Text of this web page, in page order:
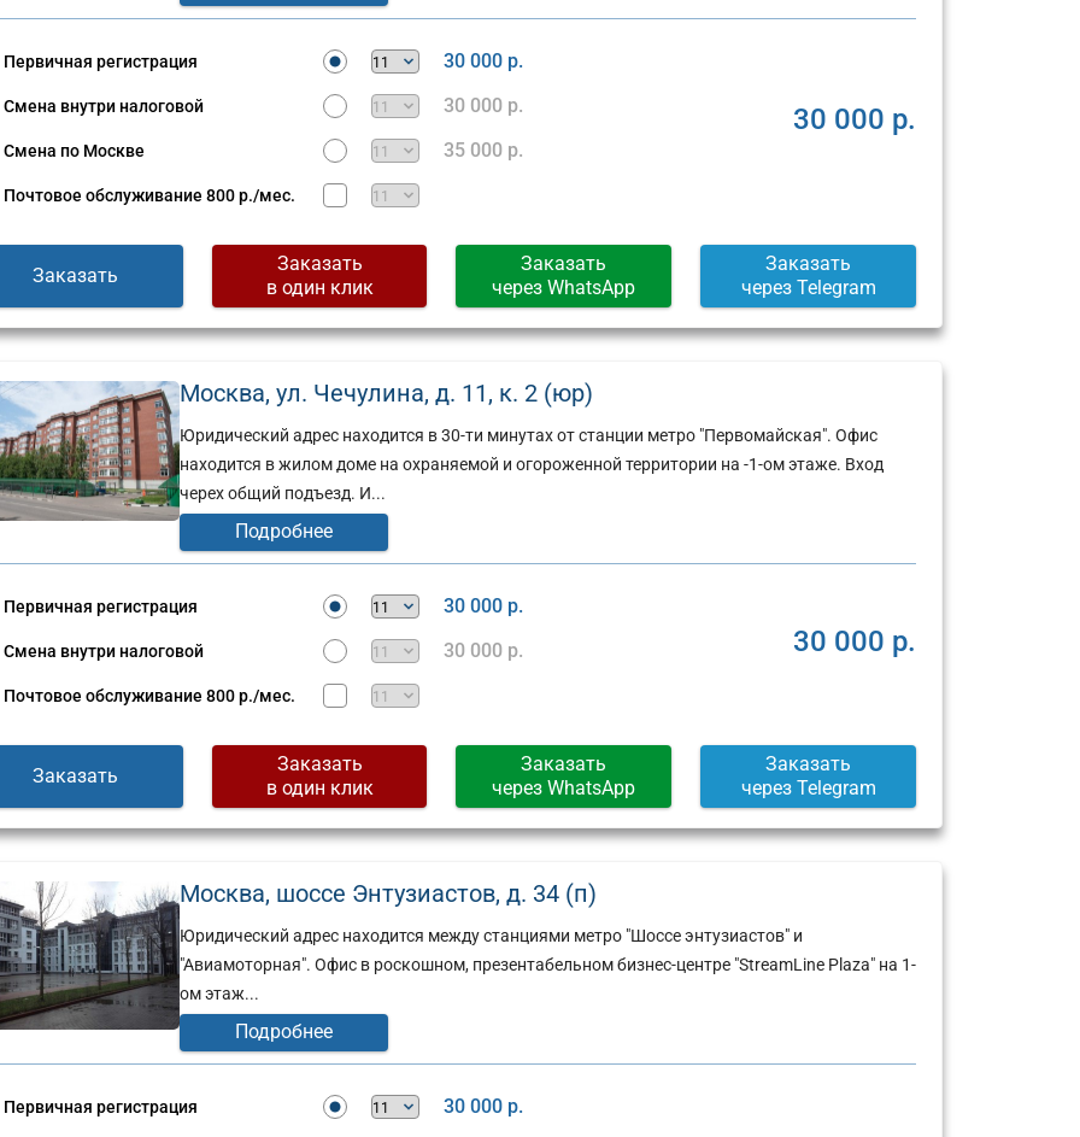
Первичная регистрация 30 000 р.
Смена внутри налоговой 30 000 р.
Смена по Москве 35 000 р.
Почтовое обслуживание 800 р./мес.
30 000 р.
Заказать
Заказать
в один клик
Заказать
через WhatsApp
Заказать
через Telegram
Москва, ул. Чечулина, д. 11, к. 2 (юр)
Юридический адрес находится в 30-ти минутах от станции метро "Первомайская". Офис
находится в жилом доме на охраняемой и огороженной территории на -1-ом этаже. Вход
черех общий подъезд. И...
Подробнее
Первичная регистрация 30 000 р.
Смена внутри налоговой 30 000 р.
Почтовое обслуживание 800 р./мес.
30 000 р.
Заказать
Заказать
в один клик
Заказать
через WhatsApp
Заказать
через Telegram
Москва, шоссе Энтузиастов, д. 34 (п)
Юридический адрес находится между станциями метро "Шоссе энтузиастов" и
"Авиамоторная". Офис в роскошном, презентабельном бизнес-центре "StreamLine Plaza" на 1-
ом этаж...
Подробнее
Первичная регистрация 30 000 р.